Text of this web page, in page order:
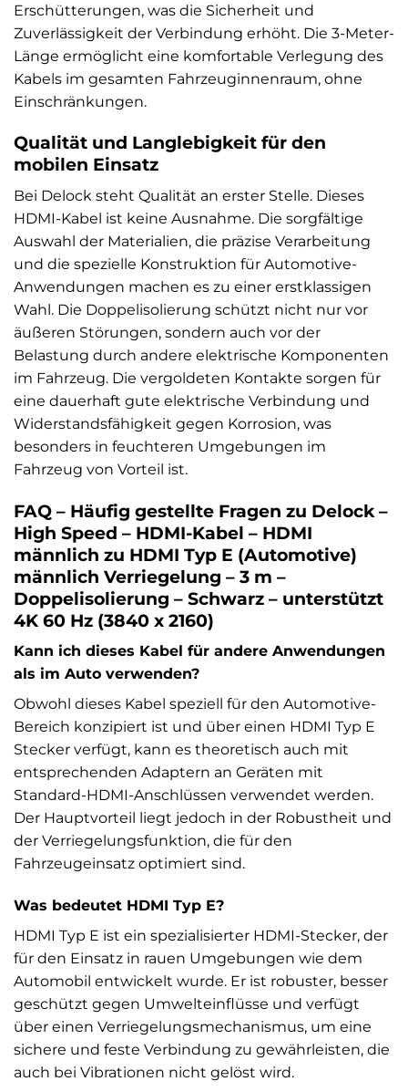
Erschütterungen, was die Sicherheit und
Zuverlässigkeit der Verbindung erhöht. Die 3-Meter-
Länge ermöglicht eine komfortable Verlegung des
Kabels im gesamten Fahrzeuginnenraum, ohne
Einschränkungen.
Qualität und Langlebigkeit für den
mobilen Einsatz
Bei Delock steht Qualität an erster Stelle. Dieses
HDMI-Kabel ist keine Ausnahme. Die sorgfältige
Auswahl der Materialien, die präzise Verarbeitung
und die spezielle Konstruktion für Automotive-
Anwendungen machen es zu einer erstklassigen
Wahl. Die Doppelisolierung schützt nicht nur vor
äußeren Störungen, sondern auch vor der
Belastung durch andere elektrische Komponenten
im Fahrzeug. Die vergoldeten Kontakte sorgen für
eine dauerhaft gute elektrische Verbindung und
Widerstandsfähigkeit gegen Korrosion, was
besonders in feuchteren Umgebungen im
Fahrzeug von Vorteil ist.
FAQ – Häufig gestellte Fragen zu Delock –
High Speed – HDMI-Kabel – HDMI
männlich zu HDMI Typ E (Automotive)
männlich Verriegelung – 3 m –
Doppelisolierung – Schwarz – unterstützt
4K 60 Hz (3840 x 2160)
Kann ich dieses Kabel für andere Anwendungen
als im Auto verwenden?
Obwohl dieses Kabel speziell für den Automotive-
Bereich konzipiert ist und über einen HDMI Typ E
Stecker verfügt, kann es theoretisch auch mit
entsprechenden Adaptern an Geräten mit
Standard-HDMI-Anschlüssen verwendet werden.
Der Hauptvorteil liegt jedoch in der Robustheit und
der Verriegelungsfunktion, die für den
Fahrzeugeinsatz optimiert sind.
Was bedeutet HDMI Typ E?
HDMI Typ E ist ein spezialisierter HDMI-Stecker, der
für den Einsatz in rauen Umgebungen wie dem
Automobil entwickelt wurde. Er ist robuster, besser
geschützt gegen Umwelteinflüsse und verfügt
über einen Verriegelungsmechanismus, um eine
sichere und feste Verbindung zu gewährleisten, die
auch bei Vibrationen nicht gelöst wird.